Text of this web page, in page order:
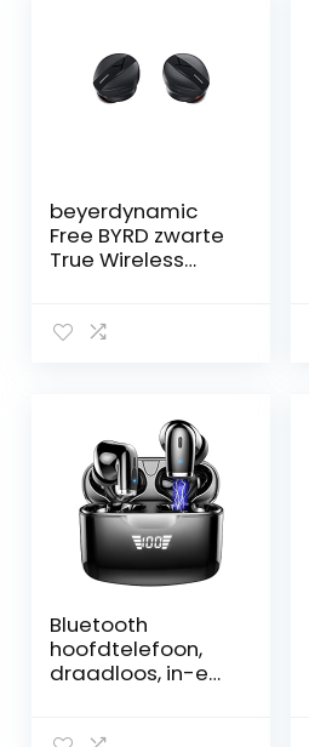
beyerdynamic
Free BYRD zwarte
True Wireless
Active Noise
klankpersonaliseri
ng en Alexa
ingebouwde
Bluetooth
hoofdtelefoon,
draadloos, in-ear